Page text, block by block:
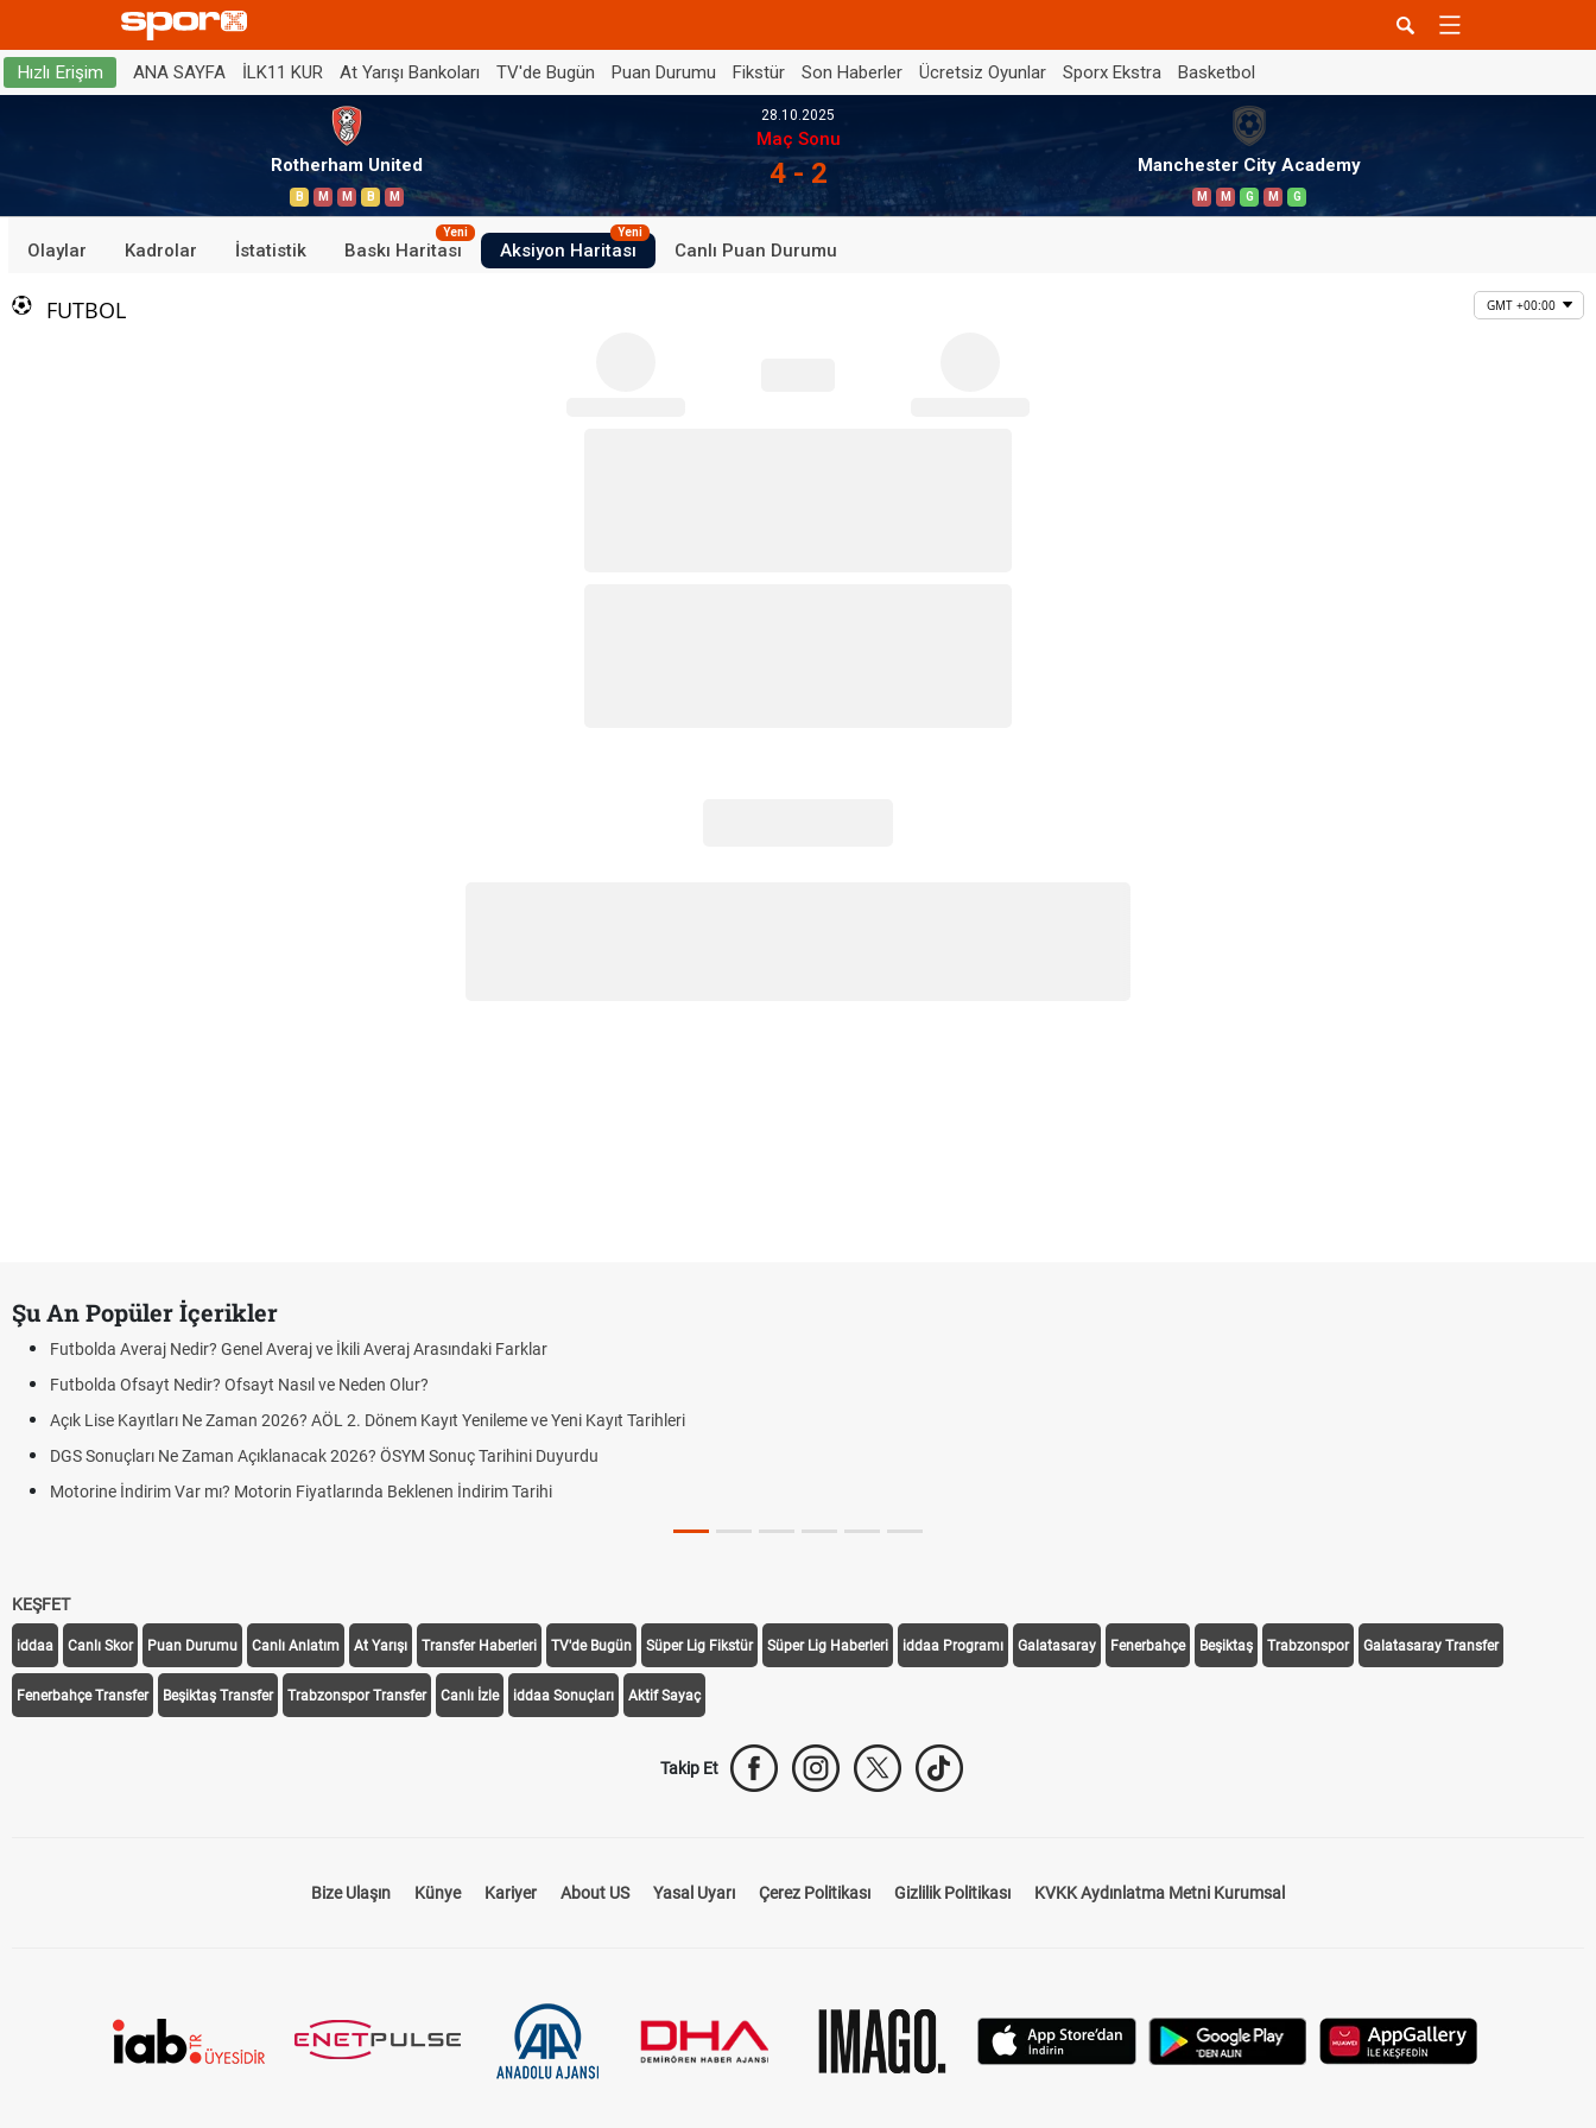
Hızlı Erişim ANA SAYFA İLK11 KUR At Yarışı Bankoları TV'de Bugün Puan Durumu Fikstür Son Haberler Ücretsiz Oyunlar Sporx Ekstra Basketbol
Rotherham United
B M M B M
28.10.2025
Maç Sonu
4 - 2 Manchester City Academy
M M G M G
Olaylar Kadrolar İstatistik Baskı Haritası
Yeni
Aksiyon Haritası
Yeni
Canlı Puan Durumu
FUTBOL GMT +00:00
Şu An Popüler İçerikler
Futbolda Averaj Nedir? Genel Averaj ve İkili Averaj Arasındaki Farklar
Futbolda Ofsayt Nedir? Ofsayt Nasıl ve Neden Olur?
Açık Lise Kayıtları Ne Zaman 2026? AÖL 2. Dönem Kayıt Yenileme ve Yeni Kayıt Tarihleri
DGS Sonuçları Ne Zaman Açıklanacak 2026? ÖSYM Sonuç Tarihini Duyurdu
Motorine İndirim Var mı? Motorin Fiyatlarında Beklenen İndirim Tarihi
KEŞFET
iddaa Canlı Skor Puan Durumu Canlı Anlatım At Yarışı Transfer Haberleri TV'de Bugün Süper Lig Fikstür Süper Lig Haberleri iddaa Programı Galatasaray Fenerbahçe Beşiktaş Trabzonspor Galatasaray Transfer
Fenerbahçe Transfer Beşiktaş Transfer Trabzonspor Transfer Canlı İzle iddaa Sonuçları Aktif Sayaç
Takip Et
Bize Ulaşın Künye Kariyer About US Yasal Uyarı Çerez Politikası Gizlilik Politikası KVKK Aydınlatma Metni Kurumsal